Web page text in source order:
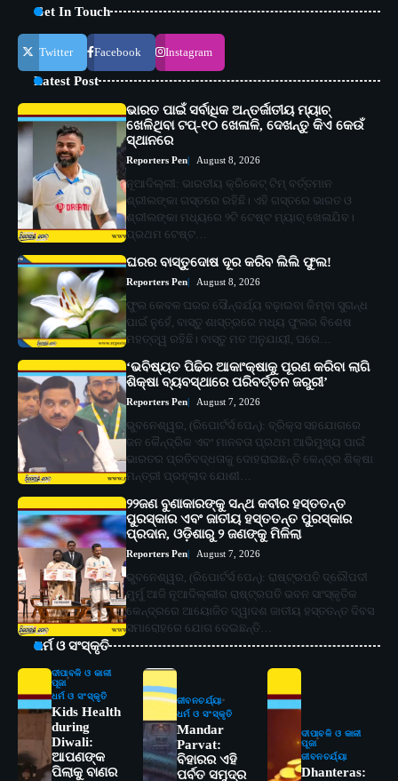
Get In Touch
Twitter Facebook Instagram
Latest Post
ଭାରତ ପାଇଁ ସର୍ବାଧିକ ଅନ୍ତର୍ଜାତୀୟ ମ୍ୟାଚ୍
ଖେଳିଥିବା ଟପ୍-୧୦ ଖେଳାଳି, ଦେଖନ୍ତୁ କିଏ କେଉଁ
ସ୍ଥାନରେ
Reporters Pen August 8, 2026
ନୂଆଦିଲ୍ଲୀ: ଭାରତୀୟ କ୍ରିକେଟ୍ ଟିମ୍ ବର୍ତ୍ତମାନ
ଶ୍ରୀଲଙ୍କା ଗସ୍ତରେ ରହିଛି। ଏହି ଗସ୍ତରେ ଭାରତ ଓ
ଶ୍ରୀଲଙ୍କା ମଧ୍ୟରେ ୨ଟି ଟେଷ୍ଟ ମ୍ୟାଚ୍ ଖେଳାଯିବ।
ପ୍ରଥମ ଟେଷ୍ଟ…
ଘରର ବାସ୍ତୁଦୋଷ ଦୂର କରିବ ଲିଲି ଫୁଲ!
Reporters Pen August 8, 2026
ଫୁଲ କେବଳ ଘରର ସୌନ୍ଦର୍ଯ୍ୟ ବଢ଼ାଇବା କିମ୍ବା ସୁଗନ୍ଧ
ପାଇଁ ନୁହେଁ, ବାସ୍ତୁ ଶାସ୍ତ୍ରରେ ମଧ୍ୟ ଫୁଲର ବିଶେଷ
ମହତ୍ତ୍ୱ ରହିଛି। ବାସ୍ତୁ ମତ ଅନୁଯାୟୀ, ଘରେ…
‘ଭବିଷ୍ୟତ ପିଢିର ଆକାଂକ୍ଷାକୁ ପୂରଣ କରିବା ଲାଗି
ଶିକ୍ଷା ବ୍ୟବସ୍ଥାରେ ପରିବର୍ତ୍ତନ ଜରୁରୀ’
Reporters Pen August 7, 2026
ଭୁବନେଶ୍ୱର, (ରିପୋର୍ଟର୍ସ ପେନ୍‌): ବ୍ରିକ୍ସ ସହଯୋଗରେ
ଜନ କୈନ୍ଦ୍ରିକ ଏବଂ ମାନବତା ପ୍ରଥମ ଆଭିମୁଖ୍ୟ ପାଇଁ
ଭାରତର ପ୍ରତିବଦ୍ଧତାକୁ ଦୋହରାଇଛନ୍ତି କେନ୍ଦ୍ର ଶିକ୍ଷା
ମନ୍ତ୍ରୀ ପ୍ରହ୍ଲାଦ ଯୋଶୀ…
୨୨ଜଣ ବୁଣାକାରଙ୍କୁ ସନ୍ଥ କବୀର ହସ୍ତତନ୍ତ
ପୁରସ୍କାର ଏବଂ ଜାତୀୟ ହସ୍ତତନ୍ତ ପୁରସ୍କାର
ପ୍ରଦାନ, ଓଡ଼ିଶାରୁ ୨ ଜଣଙ୍କୁ ମିଳିଲା
Reporters Pen August 7, 2026
ଭୁବନେଶ୍ୱର, (ରିପୋର୍ଟର୍ସ ପେନ୍‌): ରାଷ୍ଟ୍ରପତି ଦ୍ରୌପଦୀ
ମୁର୍ମୁ ଆଜି ନୂଆଦିଲ୍ଲୀର ରାଷ୍ଟ୍ରପତି ଭବନ ସାଂସ୍କୃତିକ
କେନ୍ଦ୍ରରେ ଆୟୋଜିତ ଦ୍ୱାଦଶ ଜାତୀୟ ହସ୍ତତନ୍ତ ଦିବସ
ସମାରୋହରେ ଯୋଗ ଦେଇଛନ୍ତି…
ଧର୍ମ ଓ ସଂସ୍କୃତି
ଦୀପାବଳି ଓ କାଳୀ
ପୂଜା
ଧର୍ମ ଓ ସଂସ୍କୃତି
Kids Health
during
Diwali:
ଆପଣଙ୍କ
ପିଲାକୁ ବାଣର
ଜୀବନଚର୍ଯ୍ୟା
ଧର୍ମ ଓ ସଂସ୍କୃତି
Mandar
Parvat:
ବିହାରର ଏହି
ପର୍ବତ ସମୁଦ୍ର
ଦୀପାବଳି ଓ କାଳୀ
ପୂଜା
ଜୀବନଚର୍ଯ୍ୟା
Dhanteras: